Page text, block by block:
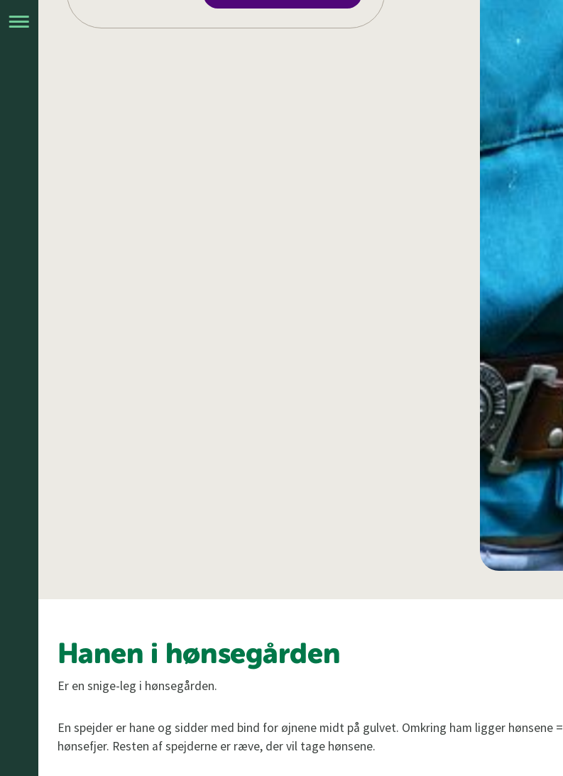
Hanen i hønsegården
Er en snige-leg i hønsegården.
En spejder er hane og sidder med bind for øjnene midt på gulvet. Omkring ham ligger hønsene =
hønsefjer. Resten af spejderne er ræve, der vil tage hønsene.